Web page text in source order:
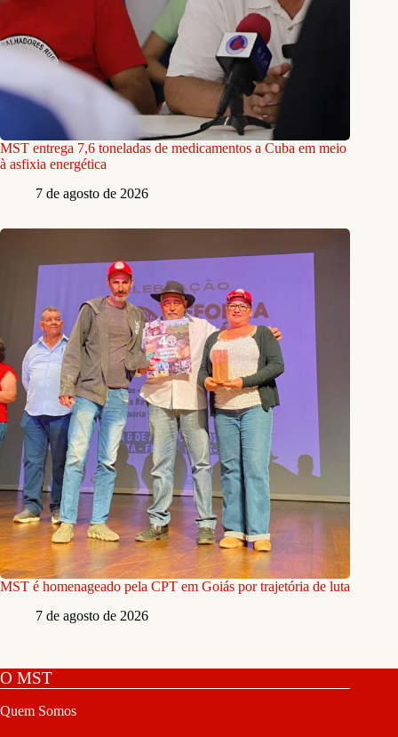
MST entrega 7,6 toneladas de medicamentos a Cuba em meio
à asfixia energética
7 de agosto de 2026
MST é homenageado pela CPT em Goiás por trajetória de luta
7 de agosto de 2026
O MST
Quem Somos